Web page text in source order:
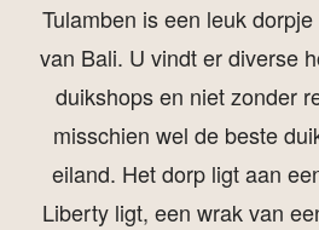
Tulamben is een leuk
van Bali. U vindt er diverse
duikshops en niet zonder
misschien wel de beste
eiland. Het dorp ligt aan
Liberty ligt, een wrak van